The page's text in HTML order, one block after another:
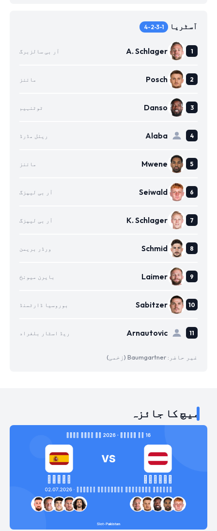
آسٹریا 4-2-3-1
A. Schlager آر بی سالزبرگ
Posch مائنز
Danso ٹوٹنہیم
Alaba ریئل مڈرڈ
Mwene مائنز
Seiwald آر بی لیپزگ
K. Schlager آر بی لیپزگ
Schmid ورڈر بریمن
Laimer بایرن میونخ
Sabitzer بوروسیا ڈارٹمنڈ
Arnautovic ریڈ اسٹار بلغراد
غیر حاضر: Baumgartner (زخمی)
میچ کا جائزہ